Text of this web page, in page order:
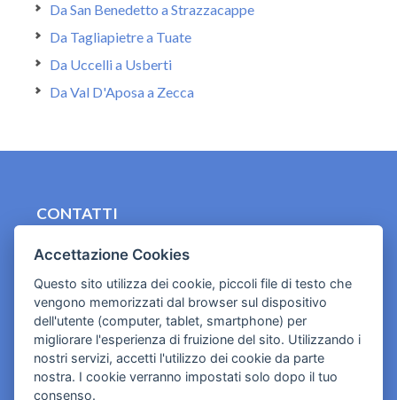
Da San Benedetto a Strazzacappe
Da Tagliapietre a Tuate
Da Uccelli a Usberti
Da Val D'Aposa a Zecca
CONTATTI
Cookies e informativa privacy
Accettazione Cookies
Questo sito utilizza dei cookie, piccoli file di testo che
vengono memorizzati dal browser sul dispositivo
dell'utente (computer, tablet, smartphone) per
migliorare l'esperienza di fruizione del sito. Utilizzando i
nostri servizi, accetti l'utilizzo dei cookie da parte
nostra. I cookie verranno impostati solo dopo il tuo
consenso.